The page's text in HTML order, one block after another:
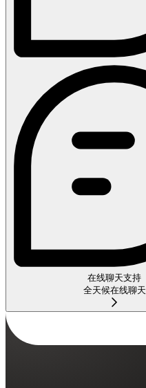
在线聊天支持
全天候在线聊天